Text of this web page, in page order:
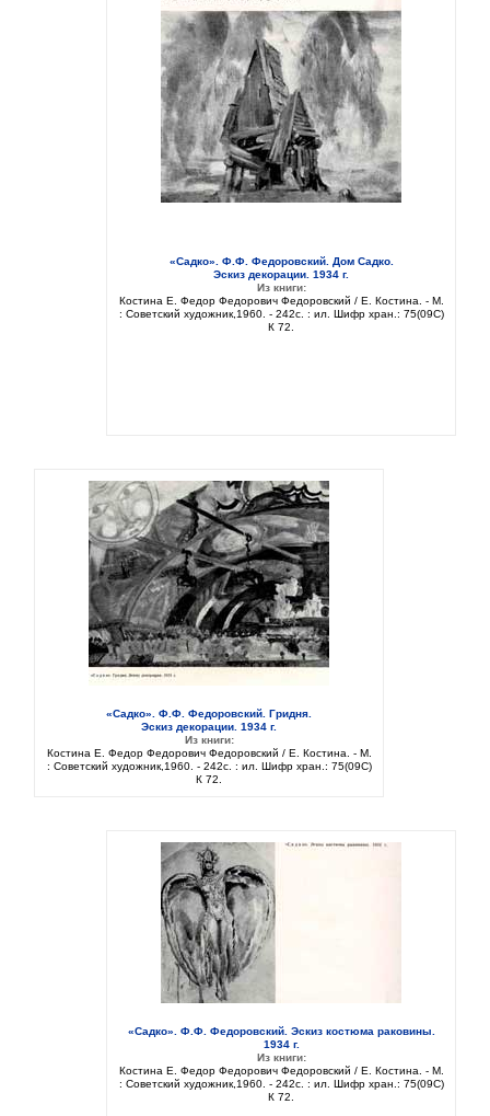
«Садко». Ф.Ф. Федоровский. Дом Садко.
Эскиз декорации. 1934 г.
Из книги:
Костина Е. Федор Федорович Федоровский / Е. Костина. - М.
: Советский художник,1960. - 242с. : ил. Шифр хран.: 75(09C)
К 72.
«Садко». Ф.Ф. Федоровский. Гридня.
Эскиз декорации. 1934 г.
Из книги:
Костина Е. Федор Федорович Федоровский / Е. Костина. - М.
: Советский художник,1960. - 242с. : ил. Шифр хран.: 75(09C)
К 72.
«Садко». Ф.Ф. Федоровский. Эскиз костюма раковины.
1934 г.
Из книги:
Костина Е. Федор Федорович Федоровский / Е. Костина. - М.
: Советский художник,1960. - 242с. : ил. Шифр хран.: 75(09C)
К 72.